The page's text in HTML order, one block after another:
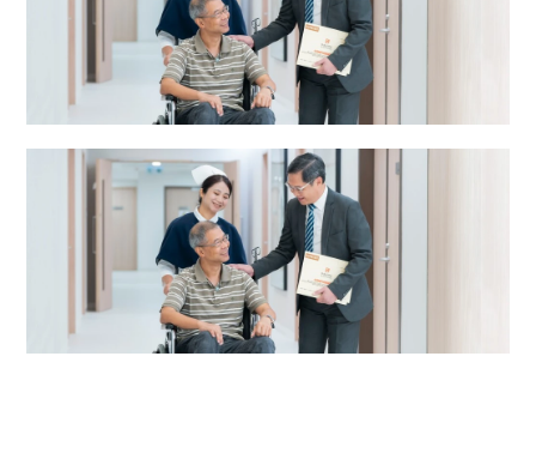
放射治疗及肿瘤科中心